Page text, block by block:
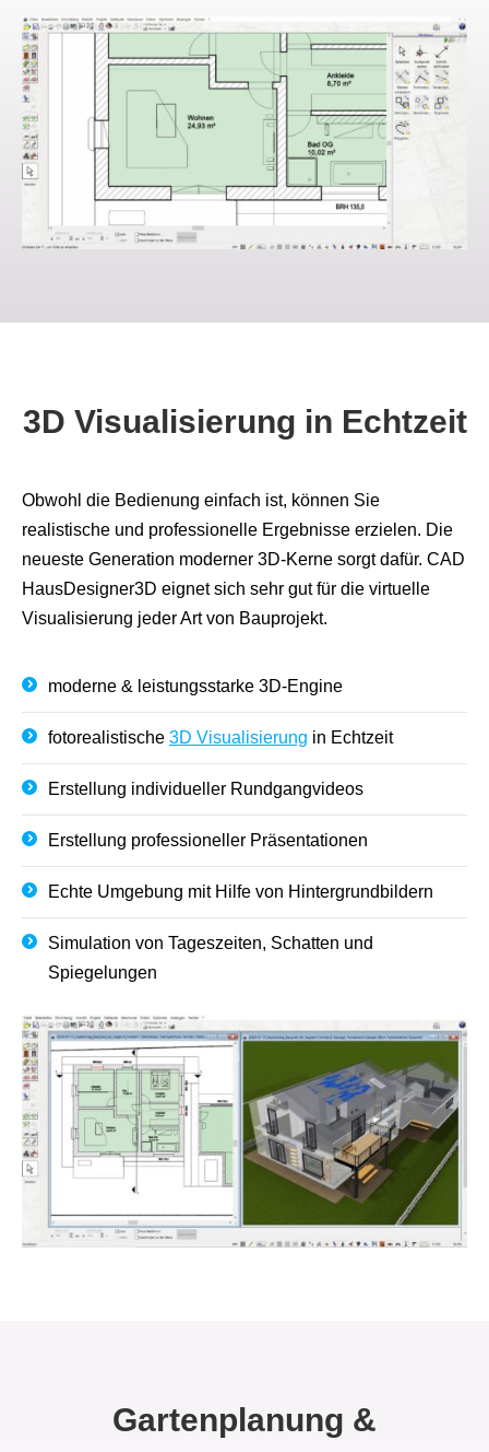
3D Visualisierung in Echtzeit
Obwohl die Bedienung einfach ist, können Sie
realistische und professionelle Ergebnisse erzielen. Die
neueste Generation moderner 3D-Kerne sorgt dafür. CAD
HausDesigner3D eignet sich sehr gut für die virtuelle
Visualisierung jeder Art von Bauprojekt.
moderne & leistungsstarke 3D-Engine
fotorealistische 3D Visualisierung in Echtzeit
Erstellung individueller Rundgangvideos
Erstellung professioneller Präsentationen
Echte Umgebung mit Hilfe von Hintergrundbildern
Simulation von Tageszeiten, Schatten und
Spiegelungen
Gartenplanung &